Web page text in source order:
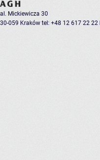
al. Mickiewicza 30
30-059 Kraków tel: +48 12 617 22 22